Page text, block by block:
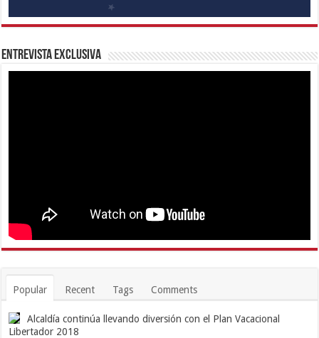
Entrevista Exclusiva
Popular Recent Tags Comments
Alcaldía continúa llevando diversión con el Plan Vacacional
Libertador 2018